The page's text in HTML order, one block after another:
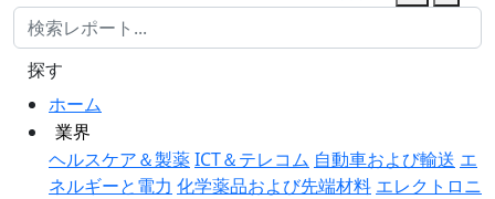
ホーム
業界
ヘルスケア＆製薬ICT＆テレコム 自動車および輸送 エ
ネルギーと電力 化学薬品および先端材料 エレクトロニ
探す